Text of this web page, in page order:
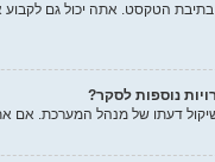
נוספות לסקר?
שיקול דעתו של מנהל המערכת.